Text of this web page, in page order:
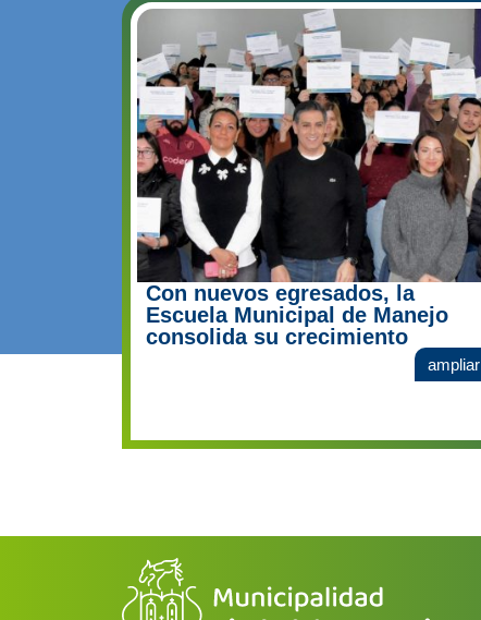
Con nuevos egresados, la
Escuela Municipal de Manejo
consolida su crecimiento
ampliar